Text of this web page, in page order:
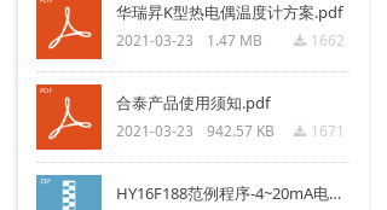
华瑞昇K型热电偶温度计方案.pdf
끂 1662
2021-03-23 1.47 MB
合泰产品使用须知.pdf
끂 1671
2021-03-23 942.57 KB
HY16F188范例程序-4~20mA电流表头.rar